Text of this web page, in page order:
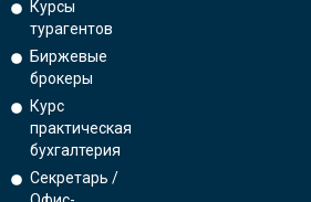
Курсы
турагентов
Биржевые
брокеры
Курс
практическая
бухгалтерия
Секретарь /